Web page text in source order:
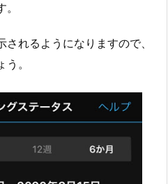
れるようになりますので、
。